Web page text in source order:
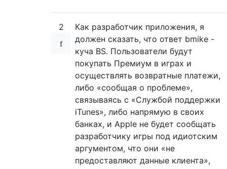
2
Как разработчик приложения, я
должен сказать, что ответ bmike -
куча BS. Пользователи будут
покупать Премиум в играх и
осуществлять возвратные платежи,
либо «сообщая о проблеме»,
связываясь с «Службой поддержки
iTunes», либо напрямую в своих
банках, и Apple не будет сообщать
разработчику игры под идиотским
аргументом, что они «не
предоставляют данные клиента»,